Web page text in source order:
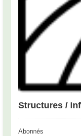
Structures /
Abonnés